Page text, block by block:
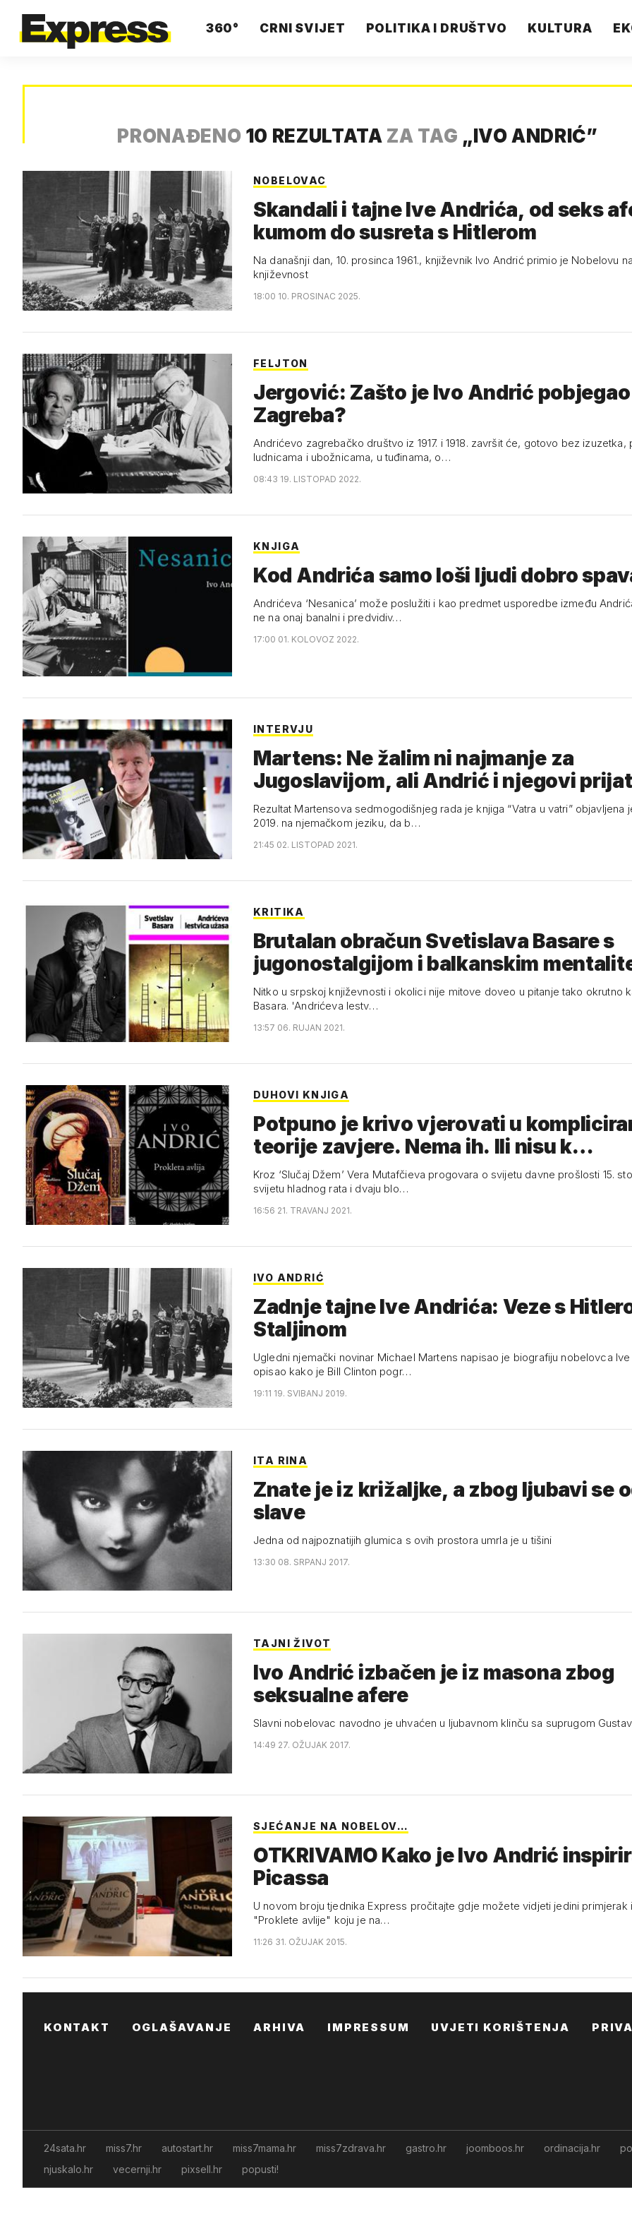
360° CRNI SVIJET POLITIKA I DRUŠTVO KULTURA
PRONAĐENO 10 REZULTATA ZA TAG „IVO ANDRIĆ”
NOBELOVAC
Skandali i tajne Ive Andrića, od seks
kumom do susreta s Hitlerom
Na današnji dan, 10. prosinca 1961., književnik Ivo Andrić primio je Nobelovu
književnost
18:00 10. PROSINAC 2025.
FELJTON
Jergović: Zašto je Ivo Andrić
Zagreba?
Andrićevo zagrebačko društvo iz 1917. i 1918. završit će, gotovo bez izuzetka,
ludnicama i ubožnicama, u tuđinama, o…
08:43 19. LISTOPAD 2022.
KNJIGA
Kod Andrića samo loši ljudi dobro
Andrićeva ‘Nesanica’ može poslužiti i kao predmet usporedbe između
ne na onaj banalni i predvidiv…
17:00 01. KOLOVOZ 2022.
INTERVJU
Martens: Ne žalim ni najmanje za
Jugoslavijom, ali Andrić i njegovi
Rezultat Martensova sedmogodišnjeg rada je knjiga “Vatra u vatri” objavljena
2019. na njemačkom jeziku, da b…
21:45 02. LISTOPAD 2021.
KRITIKA
Brutalan obračun Svetislava Basare s
jugonostalgijom i balkanskim
Nitko u srpskoj književnosti i okolici nije mitove doveo u pitanje tako okrutno
Basara. 'Andrićeva lestv…
13:57 06. RUJAN 2021.
DUHOVI KNJIGA
Potpuno je krivo vjerovati u komplicirane
teorije zavjere. Nema ih. Ili nisu k…
Kroz ‘Slučaj Džem’ Vera Mutafčieva progovara o svijetu davne prošlosti 15.
svijetu hladnog rata i dvaju blo…
16:56 21. TRAVANJ 2021.
IVO ANDRIĆ
Zadnje tajne Ive Andrića: Veze s
Staljinom
Ugledni njemački novinar Michael Martens napisao je biografiju nobelovca
opisao kako je Bill Clinton pogr…
19:11 19. SVIBANJ 2019.
ITA RINA
Znate je iz križaljke, a zbog ljubavi se
slave
Jedna od najpoznatijih glumica s ovih prostora umrla je u tišini
13:30 08. SRPANJ 2017.
TAJNI ŽIVOT
Ivo Andrić izbačen je iz masona zbog
seksualne afere
Slavni nobelovac navodno je uhvaćen u ljubavnom klinču sa suprugom
14:49 27. OŽUJAK 2017.
SJEĆANJE NA NOBELOV…
OTKRIVAMO Kako je Ivo Andrić
Picassa
U novom broju tjednika Express pročitajte gdje možete vidjeti jedini primjerak
"Proklete avlije" koju je na…
11:26 31. OŽUJAK 2015.
KONTAKT OGLAŠAVANJE ARHIVA IMPRESSUM UVJETI KORIŠTENJA
24sata.hr miss7.hr autostart.hr miss7mama.hr miss7zdrava.hr gastro.hr joomboos.hr ordinacija.hr
njuskalo.hr
vecernji.hr pixsell.hr popusti!